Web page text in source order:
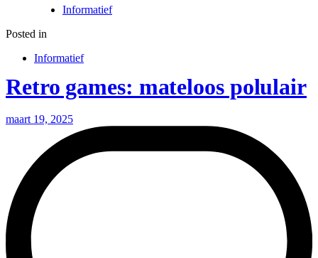
Informatief
Posted in
Informatief
Retro games: mateloos polulair
maart 19, 2025